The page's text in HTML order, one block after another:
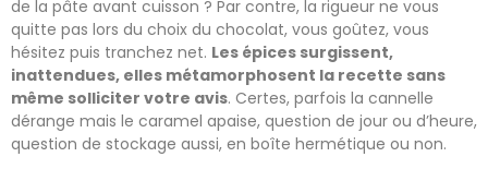
de la pâte avant cuisson ? Par contre, la rigueur ne vous
quitte pas lors du choix du chocolat, vous goûtez, vous
hésitez puis tranchez net. Les épices surgissent,
inattendues, elles métamorphosent la recette sans
même solliciter votre avis. Certes, parfois la cannelle
dérange mais le caramel apaise, question de jour ou d’heure,
question de stockage aussi, en boîte hermétique ou non.